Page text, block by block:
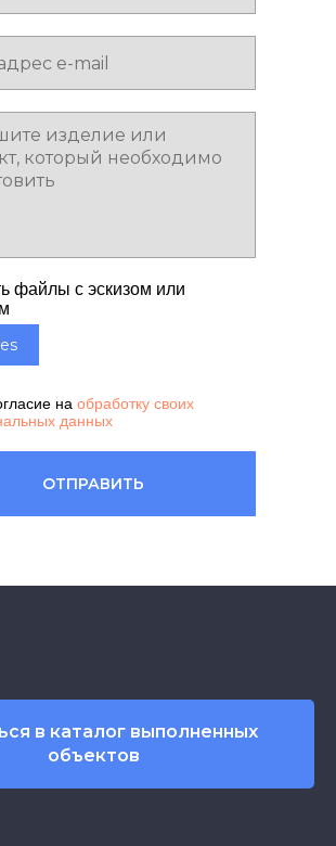
файлы с эскизом или
на обработку своих
данных
ОТПРАВИТЬ
в каталог выполненных
объектов